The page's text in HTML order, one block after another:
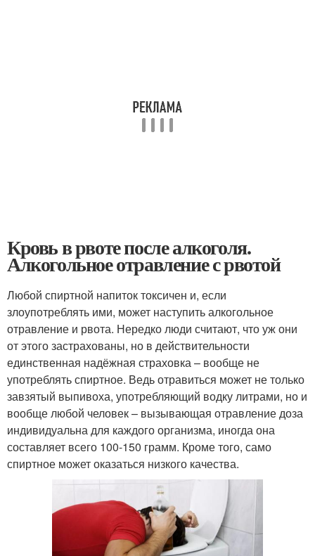
Кровь в рвоте после алкоголя.
Алкогольное отравление с рвотой
Любой спиртной напиток токсичен и, если
злоупотреблять ими, может наступить алкогольное
отравление и рвота. Нередко люди считают, что уж они
от этого застрахованы, но в действительности
единственная надёжная страховка – вообще не
употреблять спиртное. Ведь отравиться может не только
завзятый выпивоха, употребляющий водку литрами, но и
вообще любой человек – вызывающая отравление доза
индивидуальна для каждого организма, иногда она
составляет всего 100-150 грамм. Кроме того, само
спиртное может оказаться низкого качества.